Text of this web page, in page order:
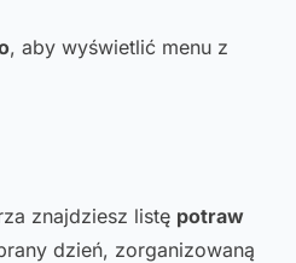
, aby wyświetlić menu z
znajdziesz listę potraw
dzień, zorganizowaną